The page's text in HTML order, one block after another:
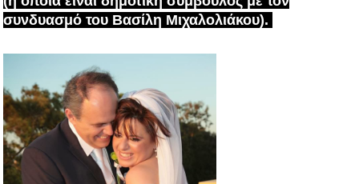
συνδυασμό του Βασίλη Μιχαλολιάκου).